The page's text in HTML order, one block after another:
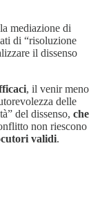
mediazione di
di “risoluzione
il dissenso
, il venir meno
delle
del dissenso, che
non riescono
validi.